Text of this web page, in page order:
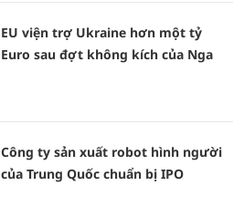
EU viện trợ Ukraine hơn một tỷ
Euro sau đợt không kích của Nga
Công ty sản xuất robot hình người
của Trung Quốc chuẩn bị IPO